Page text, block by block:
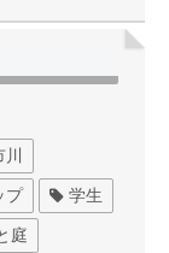
プ 学生
庭